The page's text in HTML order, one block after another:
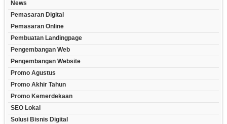
News
Pemasaran Digital
Pemasaran Online
Pembuatan Landingpage
Pengembangan Web
Pengembangan Website
Promo Agustus
Promo Akhir Tahun
Promo Kemerdekaan
SEO Lokal
Solusi Bisnis Digital